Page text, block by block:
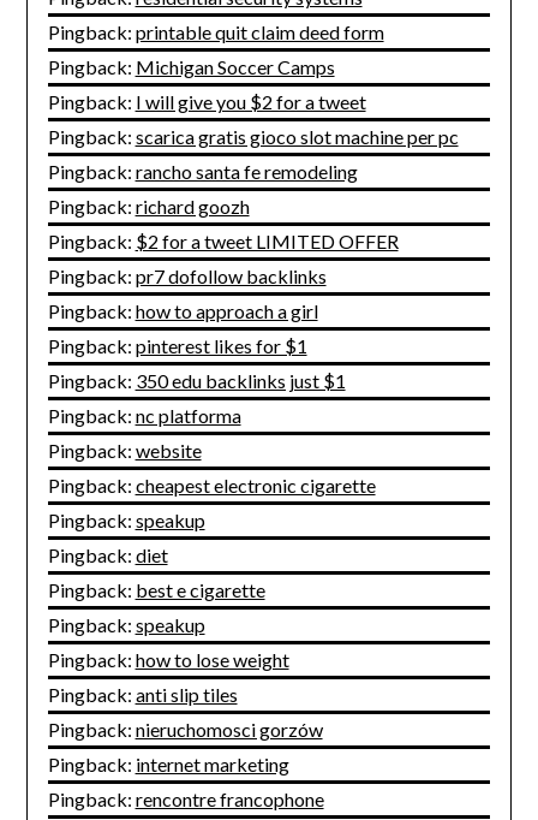
Pingback: printable quit claim deed form
Pingback: Michigan Soccer Camps
Pingback: I will give you $2 for a tweet
Pingback: scarica gratis gioco slot machine per pc
Pingback: rancho santa fe remodeling
Pingback: richard goozh
Pingback: $2 for a tweet LIMITED OFFER
Pingback: pr7 dofollow backlinks
Pingback: how to approach a girl
Pingback: pinterest likes for $1
Pingback: 350 edu backlinks just $1
Pingback: nc platforma
Pingback: website
Pingback: cheapest electronic cigarette
Pingback: speakup
Pingback: diet
Pingback: best e cigarette
Pingback: speakup
Pingback: how to lose weight
Pingback: anti slip tiles
Pingback: nieruchomosci gorzów
Pingback: internet marketing
Pingback: rencontre francophone